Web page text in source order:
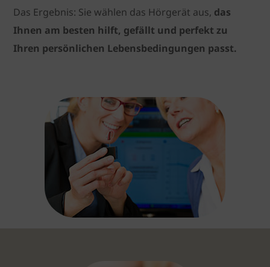
Das Ergebnis: Sie wählen das Hörgerät aus, das
Ihnen am besten hilft, gefällt und perfekt zu
Ihren persönlichen Lebensbedingungen passt.